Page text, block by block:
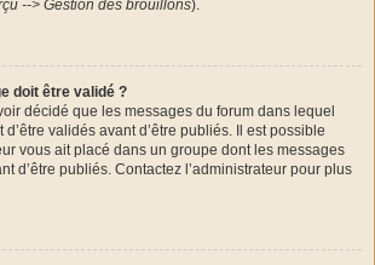
--> Gestion des brouillons).
doit être validé ?
décidé que les messages du forum dans lequel
validés avant d’être publiés. Il est possible
vous ait placé dans un groupe dont les messages
d’être publiés. Contactez l’administrateur pour plus